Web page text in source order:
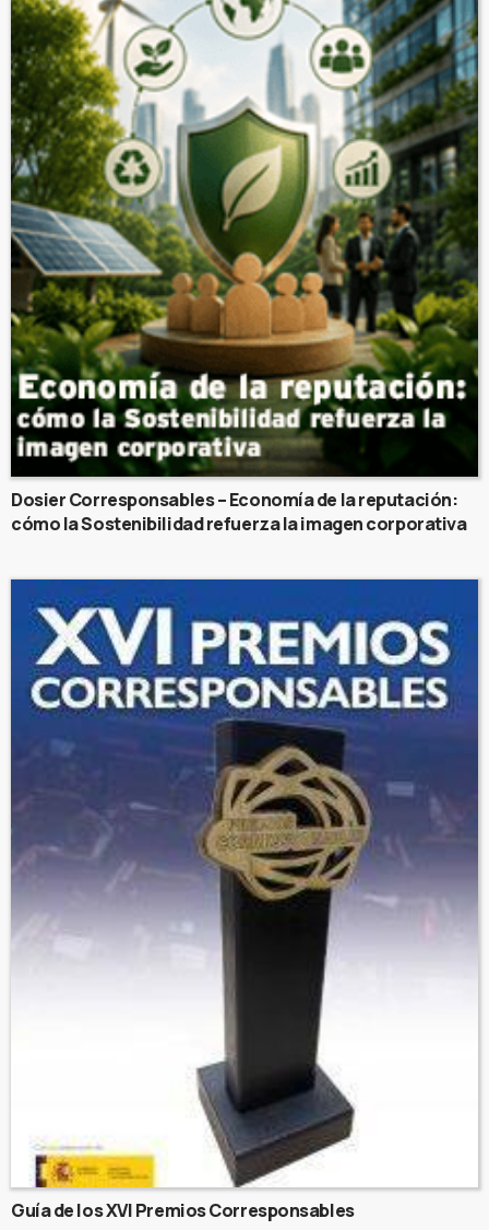
Dosier Corresponsables – Economía de la reputación:
cómo la Sostenibilidad refuerza la imagen corporativa
Guía de los XVI Premios Corresponsables